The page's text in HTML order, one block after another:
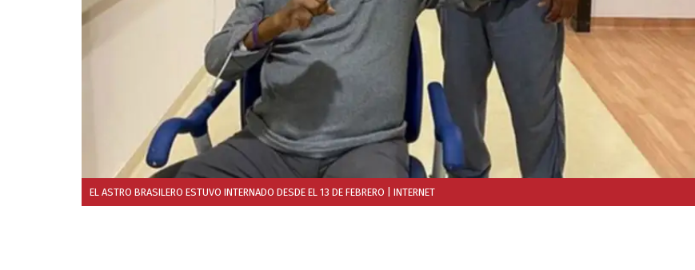
EL ASTRO BRASILERO ESTUVO INTERNADO DESDE EL 13 DE FEBRERO | INTERNET